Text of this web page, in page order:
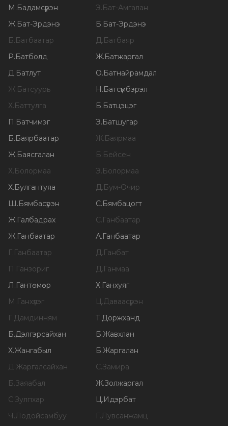
М.Бадамсүрэн Э.Бат-Амгалан
Ж.Бат-Эрдэнэ Б.Бат-Эрдэнэ
Б.Батбаатар Д.Батбаяр
Р.Батболд Ж.Батжаргал
Д.Батлут О.Батнайрамдал
Ж.Батсуурь Н.Батсүмбэрэл
Х.Баттулга Б.Батцэцэг
П.Батчимэг Э.Батшугар
Б.Баярбаатар Ж.Баярмаа
Ж.Баясгалан Б.Бейсен
Х.Болормаа Э.Болормаа
Х.Булгантуяа Д.Бум-Очир
Ш.Бямбасүрэн С.Бямбацогт
Ж.Галбадрах С.Ганбаатар
Ж.Ганбаатар А.Ганбаатар
Г.Ганбаатар Д.Ганбат
П.Ганзориг Д.Ганмаа
Л.Гантөмөр Х.Ганхуяг
М.Ганхүлэг Ц.Даваасүрэн
Г.Дамдинням Т.Доржханд
Б.Дэлгэрсайхан Б.Жавхлан
Х.Жангабыл Б.Жаргалан
Д.Жаргалсайхан С.Замира
Б.Заяабал Ж.Золжаргал
С.Зулпхар Ц.Идэрбат
Ч.Лодойсамбуу Г.Лувсанжамц